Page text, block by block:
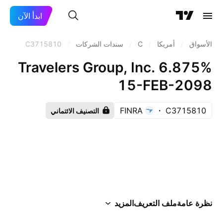
ابدأ الآن
الأسواق أمريكا C سندات الشركات C3715810
Travelers Group, Inc. 6.875%
15-FEB-2098
C3715810
FINRA التصنيف الائتماني
نظرة عامةملف التعريفالمزيد